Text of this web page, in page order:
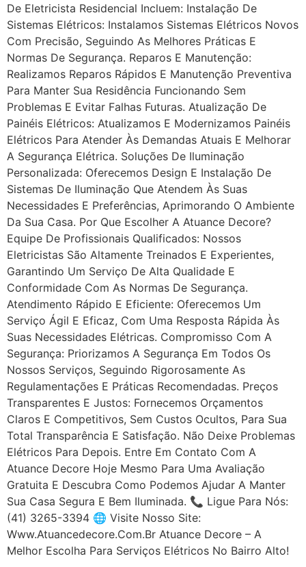
De Eletricista Residencial Incluem: Instalação De
Sistemas Elétricos: Instalamos Sistemas Elétricos Novos
Com Precisão, Seguindo As Melhores Práticas E
Normas De Segurança. Reparos E Manutenção:
Realizamos Reparos Rápidos E Manutenção Preventiva
Para Manter Sua Residência Funcionando Sem
Problemas E Evitar Falhas Futuras. Atualização De
Painéis Elétricos: Atualizamos E Modernizamos Painéis
Elétricos Para Atender Às Demandas Atuais E Melhorar
A Segurança Elétrica. Soluções De Iluminação
Personalizada: Oferecemos Design E Instalação De
Sistemas De Iluminação Que Atendem Às Suas
Necessidades E Preferências, Aprimorando O Ambiente
Da Sua Casa. Por Que Escolher A Atuance Decore?
Equipe De Profissionais Qualificados: Nossos
Eletricistas São Altamente Treinados E Experientes,
Garantindo Um Serviço De Alta Qualidade E
Conformidade Com As Normas De Segurança.
Atendimento Rápido E Eficiente: Oferecemos Um
Serviço Ágil E Eficaz, Com Uma Resposta Rápida Às
Suas Necessidades Elétricas. Compromisso Com A
Segurança: Priorizamos A Segurança Em Todos Os
Nossos Serviços, Seguindo Rigorosamente As
Regulamentações E Práticas Recomendadas. Preços
Transparentes E Justos: Fornecemos Orçamentos
Claros E Competitivos, Sem Custos Ocultos, Para Sua
Total Transparência E Satisfação. Não Deixe Problemas
Elétricos Para Depois. Entre Em Contato Com A
Atuance Decore Hoje Mesmo Para Uma Avaliação
Gratuita E Descubra Como Podemos Ajudar A Manter
Sua Casa Segura E Bem Iluminada. 📞 Ligue Para Nós:
(41) 3265-3394 🌐 Visite Nosso Site:
Www.atuancedecore.com.br Atuance Decore – A
Melhor Escolha Para Serviços Elétricos No Bairro Alto!